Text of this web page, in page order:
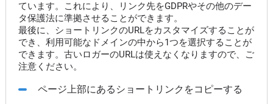
ています。これにより、リンク先をGDPRやその他のデー
タ保護法に準拠させることができます。
最後に、ショートリンクのURLをカスタマイズすることが
でき、利用可能なドメインの中から1つを選択することが
できます。古いロガーのURLは使えなくなりますので、ご
注意ください。
ページ上部にあるショートリンクをコピーする